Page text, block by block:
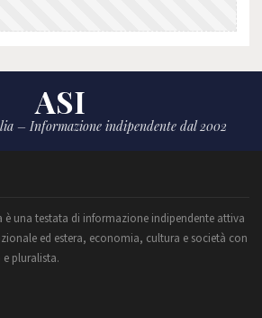
ASI
– Informazione indipendente dal 2002
è una testata di informazione indipendente attiva
ed estera, economia, cultura e società con
pluralista.